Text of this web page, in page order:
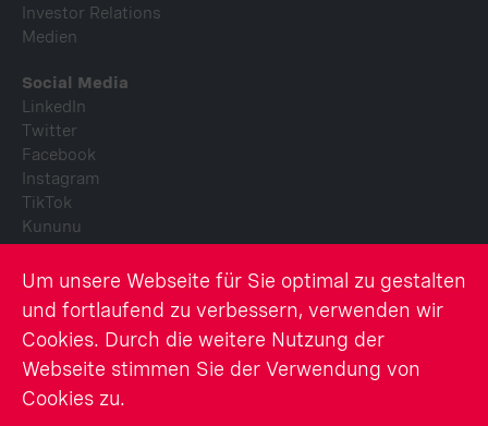
Investor Relations
Medien
Social Media
LinkedIn
Twitter
Facebook
Instagram
TikTok
Kununu
Youtube
© Berner Kantonalbank AG
Rechtliche Hinweise
Berichterstattung BEKB
Impressum
Um unsere Webseite für Sie optimal zu gestalten
und fortlaufend zu verbessern, verwenden wir
Cookies. Durch die weitere Nutzung der
Webseite stimmen Sie der Verwendung von
Cookies zu.